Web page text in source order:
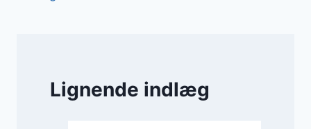
Lignende indlæg